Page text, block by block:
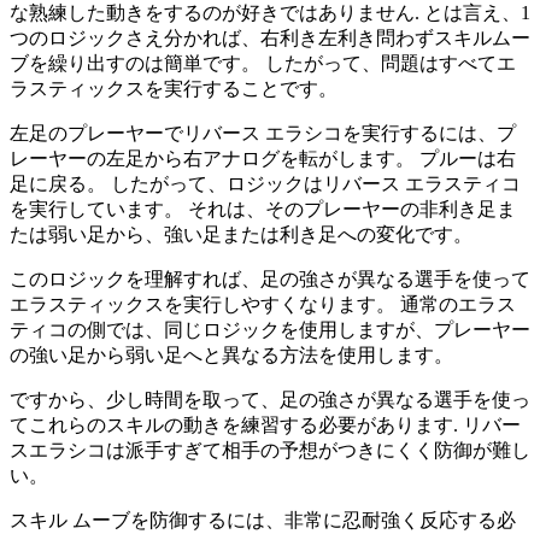
な熟練した動きをするのが好きではありません. とは言え、1
つのロジックさえ分かれば、右利き左利き問わずスキルムー
ブを繰り出すのは簡単です。 したがって、問題はすべてエ
ラスティックスを実行することです。
左足のプレーヤーでリバース エラシコを実行するには、プ
レーヤーの左足から右アナログを転がします。 プルーは右
足に戻る。 したがって、ロジックはリバース エラスティコ
を実行しています。 それは、そのプレーヤーの非利き足ま
たは弱い足から、強い足または利き足への変化です。
このロジックを理解すれば、足の強さが異なる選手を使って
エラスティックスを実行しやすくなります。 通常のエラス
ティコの側では、同じロジックを使用しますが、プレーヤー
の強い足から弱い足へと異なる方法を使用します。
ですから、少し時間を取って、足の強さが異なる選手を使っ
てこれらのスキルの動きを練習する必要があります. リバー
スエラシコは派手すぎて相手の予想がつきにくく防御が難し
い。
スキル ムーブを防御するには、非常に忍耐強く反応する必